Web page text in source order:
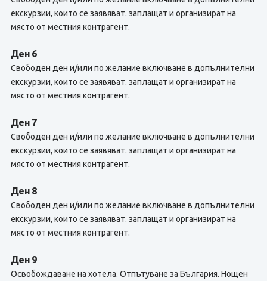
екскурзии, които се заявяват. заплащат и организират на
място от местния контрагент.
Ден 6
Свободен ден и/или по желание включване в допълнителни
екскурзии, които се заявяват. заплащат и организират на
място от местния контрагент.
Ден 7
Свободен ден и/или по желание включване в допълнителни
екскурзии, които се заявяват. заплащат и организират на
място от местния контрагент.
Ден 8
Свободен ден и/или по желание включване в допълнителни
екскурзии, които се заявяват. заплащат и организират на
място от местния контрагент.
Ден 9
Освобождаване на хотела. Отпътуване за България. Нощен